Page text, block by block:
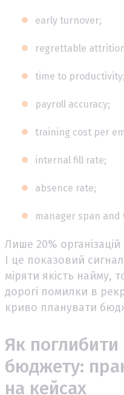
early turnover;
regrettable
time to productivity;
payroll accuracy;
training cost per
internal fill rate;
absence rate;
manager span and
Лише 20%
І це показовий
міряти якість найму,
дорогі помилки в
криво планувати
Як поглибити
бюджету:
на кейсах